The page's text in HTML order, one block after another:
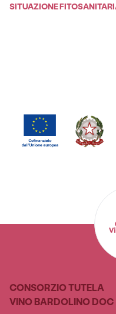
SITUAZIONE
CONSORZIO TUTELA
VINO BARDOLINO DOC